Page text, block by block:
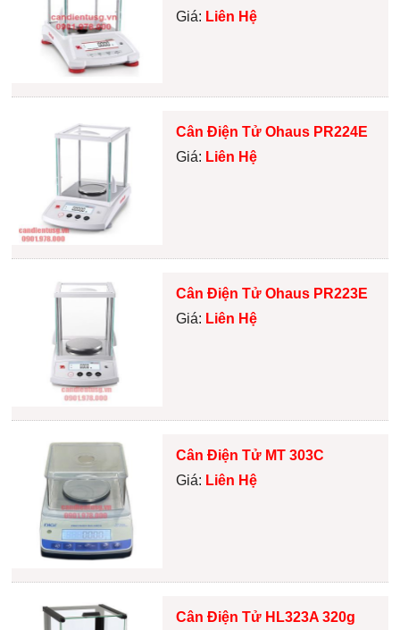
Giá: Liên Hệ
Cân Điện Tử Ohaus PR224E
Giá: Liên Hệ
Cân Điện Tử Ohaus PR223E
Giá: Liên Hệ
Cân Điện Tử MT 303C
Giá: Liên Hệ
Cân Điện Tử HL323A 320g